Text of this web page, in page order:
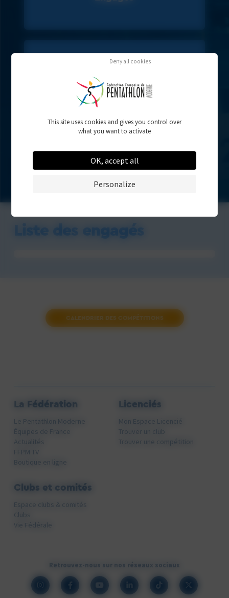
Résultats
Liste des engagés
CALENDRIER DES COMPÉTITIONS
La Fédération
Le Pentathlon Moderne
Équipes de France
Actualités
FFPM TV
Boutique en ligne
Licenciés
Mon Espace Licencié
Trouver un club
Trouver une compétition
Clubs et comités
Espace clubs & comités
Clubs
Vie Fédérale
Retrouvez-nous sur nos réseaux sociaux
This site uses cookies and gives you control over
what you want to activate
OK, accept all
Deny all cookies
Personalize